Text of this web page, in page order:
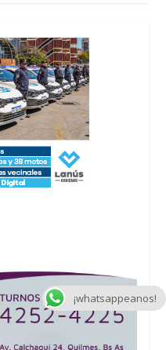
¡whatsappeanos!